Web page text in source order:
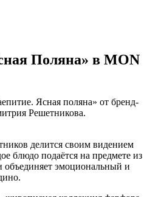
Поляна» в MON
Ясная поляна» от бренд-
Решетникова.
делится своим видением
блюдо подаётся на предмете из
эмоциональный и